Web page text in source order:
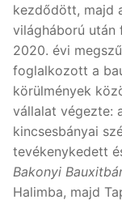
kezdődött, majd
világháború
2020. évi
foglalkozott a
körülmények
vállalat végezte:
kincsesbányai
tevékenykedett
Bakonyi
Halimba, majd